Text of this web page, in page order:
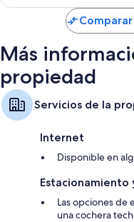
Más
propiedad
Servicios de la
Internet
Disponible en
Las opciones de
una cochera